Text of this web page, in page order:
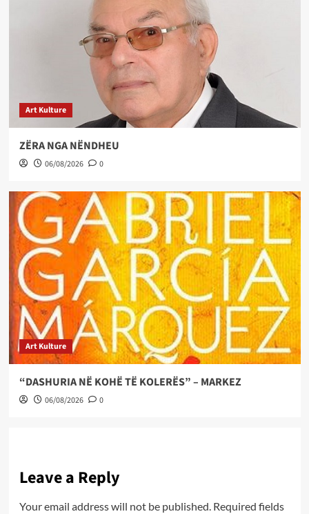
Art Kulture
ZËRA NGA NËNDHEU
06/08/2026 0
Art Kulture
“DASHURIA NË KOHË TË KOLERËS” – MARKEZ
06/08/2026 0
Leave a Reply
Your email address will not be published. Required fields